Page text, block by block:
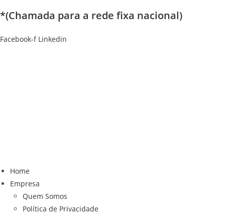
*(Chamada para a rede fixa nacional)
Facebook-f Linkedin
Home
Empresa
Quem Somos
Política de Privacidade